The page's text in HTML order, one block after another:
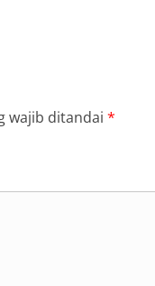
wajib ditandai *